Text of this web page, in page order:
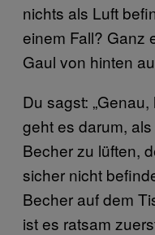
nichts als Luft
einem Fall? Ganz
Gaul von hinten
Du sagst:
geht es darum,
Becher zu lüften,
sicher nicht
Becher auf dem
ist es ratsam